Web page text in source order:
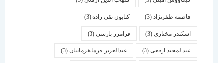
فاطمه ظفرنژاد(3) کتایون تقی زاده(3)
اسكندر مختاری (3) فرامرز پارسی(3)
عبدالمجید ارفعی(3) عبدالعزیز فرمانفرماییان(3)